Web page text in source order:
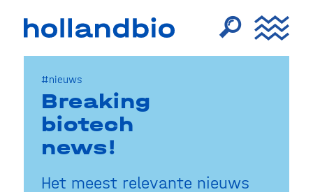
#nieuws
Breaking
biotech
news!
Het meest relevante nieuws